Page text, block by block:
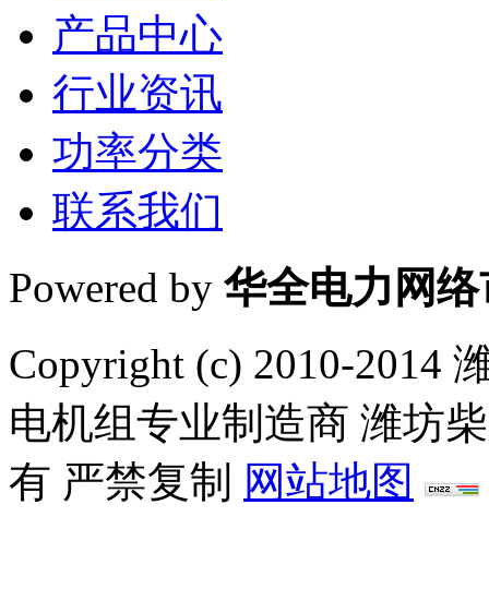
产品中心
行业资讯
功率分类
联系我们
Powered by 华全电力网
Copyright (c) 2010-2014
电机组专业制造商 潍坊
有 严禁复制
网站地图